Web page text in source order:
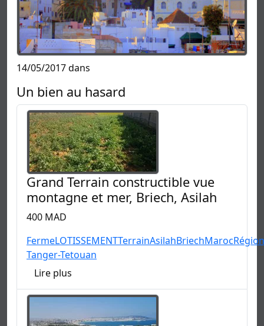
14/05/2017 dans
Un bien au hasard
Grand Terrain constructible vue
montagne et mer, Briech, Asilah
400 MAD
FermeLOTISSEMENTTerrainAsilahBriechMarocRégion
Tanger-Tetouan
Lire plus